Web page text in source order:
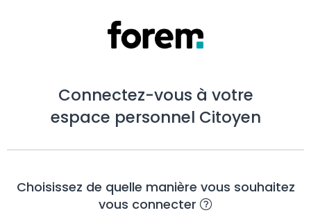
Connectez-vous à votre
espace personnel Citoyen
Choisissez de quelle manière vous souhaitez
vous connecter